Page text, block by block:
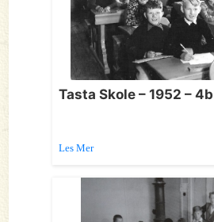
Tasta Skole – 1952 – 4b
Les Mer